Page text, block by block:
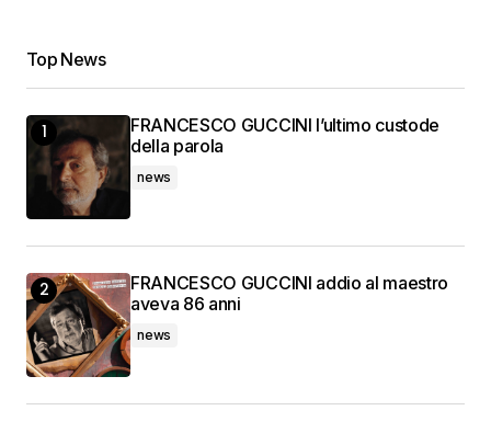
Top News
FRANCESCO GUCCINI l’ultimo custode
della parola
news
FRANCESCO GUCCINI addio al maestro
aveva 86 anni
news